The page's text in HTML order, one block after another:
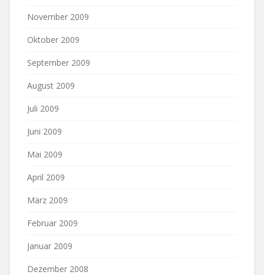
November 2009
Oktober 2009
September 2009
August 2009
Juli 2009
Juni 2009
Mai 2009
April 2009
März 2009
Februar 2009
Januar 2009
Dezember 2008